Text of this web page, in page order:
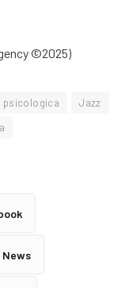
©2025)
psicologica
Jazz
News